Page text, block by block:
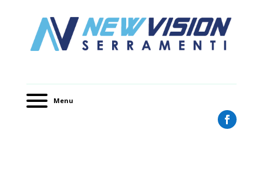
Menu